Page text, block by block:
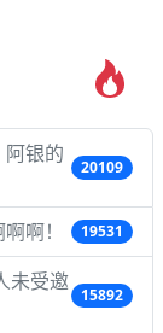
银的
20109
啊！ 19531
未受邀
15892